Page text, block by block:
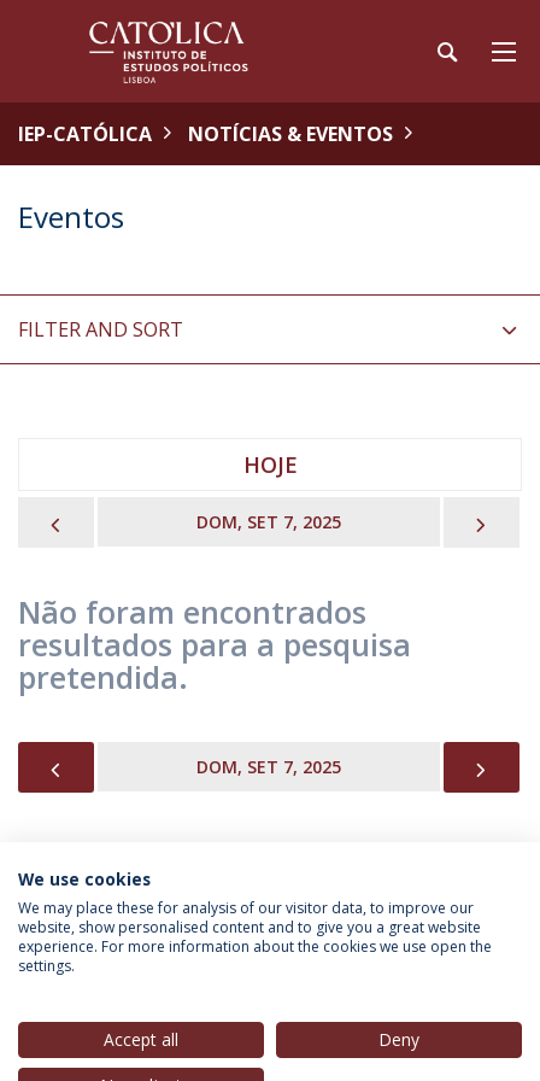
IEP-CATÓLICA NOTÍCIAS & EVENTOS
Eventos
FILTER AND SORT
HOJE
DOM, SET 7, 2025
Não foram encontrados
resultados para a pesquisa
pretendida.
DOM, SET 7, 2025
INFORMAÇÃO PARA
We use cookies
We may place these for analysis of our visitor data, to improve our
website, show personalised content and to give you a great website
experience. For more information about the cookies we use open the
settings.
Accept all
Deny